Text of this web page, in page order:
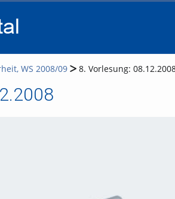
WS 2008/09 8. Vorlesung: